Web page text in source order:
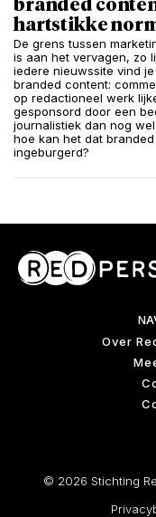
branded
hartstikke
De grens tussen
is aan het vervagen, zo
iedere nieuwssite vind
branded content:
op redactioneel werk
gesponsord door een
journalistiek dan nog
hoe kan het dat
ingeburgerd?
Over
© 2026 Stichting